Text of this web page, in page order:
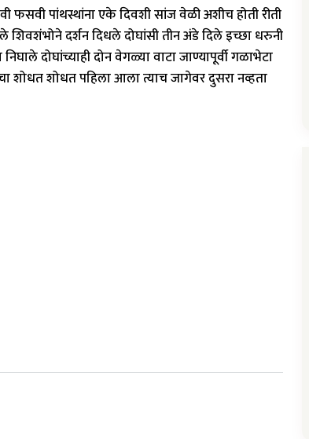
फसवी पांथस्थांना एके दिवशी सांज वेळी अशीच होती रीती
शिवशंभोने दर्शन दिधले दोघांसी तीन अंडे दिले इच्छा धरुनी
दोघांच्याही दोन वेगळ्या वाटा जाण्यापूर्वी गळाभेटा
शोधत पहिला आला त्याच जागेवर दुसरा नव्हता